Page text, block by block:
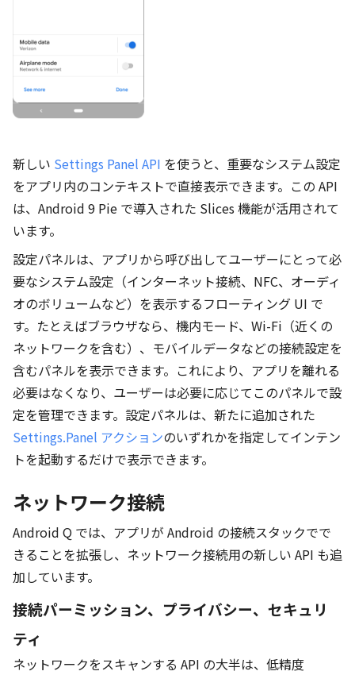
新しい Settings Panel API を使うと、重要なシステム設定
をアプリ内のコンテキストで直接表示できます。この API
は、Android 9 Pie で導入された Slices 機能が活用されて
います。
設定パネルは、アプリから呼び出してユーザーにとって必
要なシステム設定（インターネット接続、NFC、オーディ
オのボリュームなど）を表示するフローティング UI で
す。たとえばブラウザなら、機内モード、Wi-Fi（近くの
ネットワークを含む）、モバイルデータなどの接続設定を
含むパネルを表示できます。これにより、アプリを離れる
必要はなくなり、ユーザーは必要に応じてこのパネルで設
定を管理できます。設定パネルは、新たに追加された
Settings.Panel アクションのいずれかを指定してインテン
トを起動するだけで表示できます。
ネットワーク接続
Android Q では、アプリが Android の接続スタックでで
きることを拡張し、ネットワーク接続用の新しい API も追
加しています。
接続パーミッション、プライバシー、セキュリ
ティ
ネットワークをスキャンする API の大半は、低精度